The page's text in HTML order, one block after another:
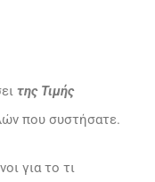
της Τιμής
που συστήσατε.
για το τι